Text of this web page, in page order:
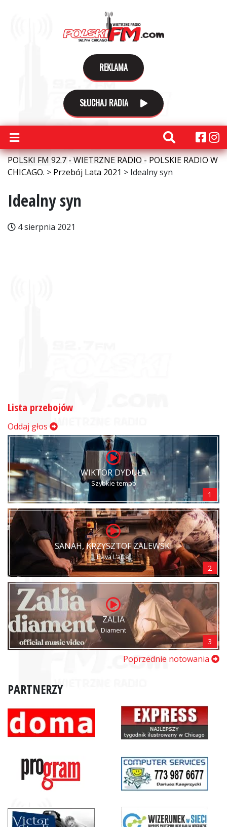
REKLAMA
SŁUCHAJ RADIA
POLSKI FM 92.7 - WIETRZNE RADIO - POLSKIE RADIO W
CHICAGO. > Przebój Lata 2021 > Idealny syn
Idealny syn
4 sierpnia 2021
Lista przebojów
Oddaj głos
WIKTOR DYDUŁA
Szybkie tempo
1
SANAH, KRZYSZTOF ZALEWSKI
Eviva L’arte!
2
ZALIA
Diament
3
Poprzednie notowania
PARTNERZY